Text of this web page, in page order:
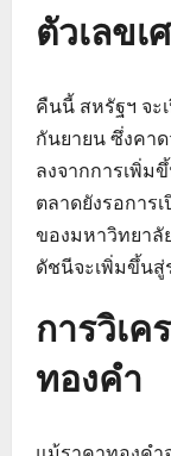
ตัวเลข
คืนนี้ สหรัฐฯ จะ
กันยายน ซึ่งคาด
ลงจากการเพิ่ม
ตลาดยังรอการ
ของมหาวิทยาลั
ดัชนีจะเพิ่มขึ้นสู่
การวิเ
ทองคำ